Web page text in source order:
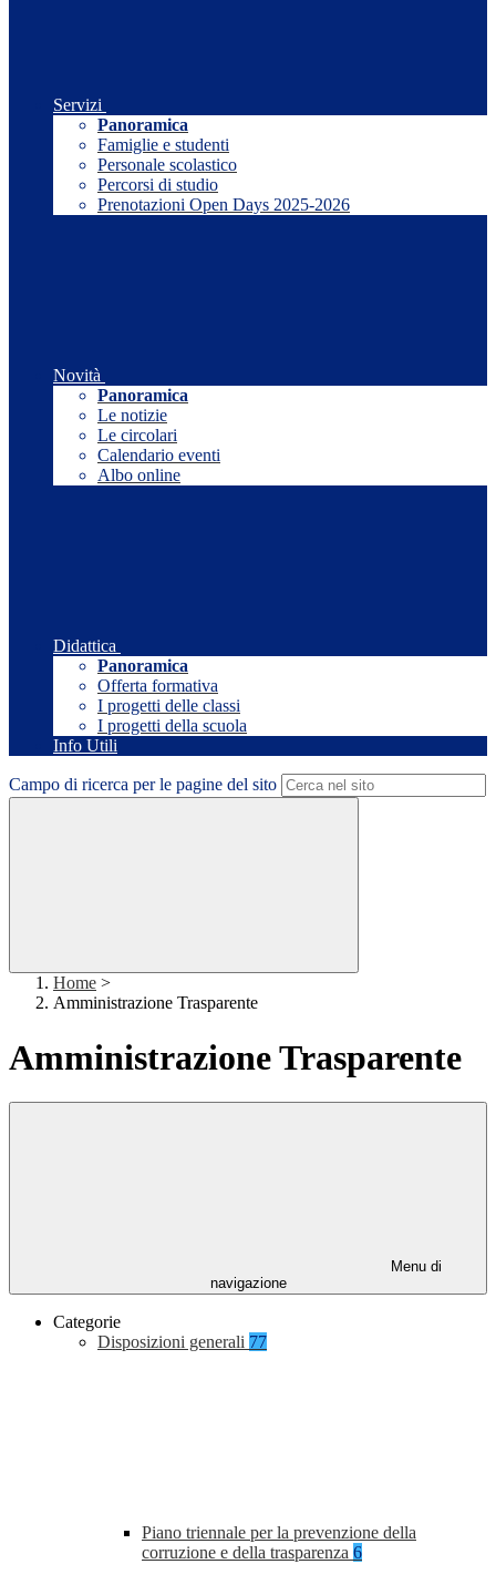
Servizi
Panoramica
Famiglie e studenti
Personale scolastico
Percorsi di studio
Prenotazioni Open Days 2025-2026
Novità
Panoramica
Le notizie
Le circolari
Calendario eventi
Albo online
Didattica
Panoramica
Offerta formativa
I progetti delle classi
I progetti della scuola
Info Utili
Campo di ricerca per le pagine del sito
Home >
Amministrazione Trasparente
Amministrazione Trasparente
Menu di
navigazione
Categorie
Disposizioni generali 77
Piano triennale per la prevenzione della
corruzione e della trasparenza 6